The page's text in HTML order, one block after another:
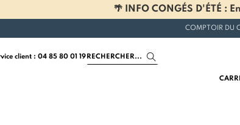
🌴 INFO CONGÉS D'ÉTÉ
COMPTOIR DU
client : 04 85 80 01 19